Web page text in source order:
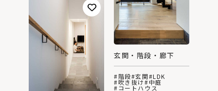
玄関・階段・廊下
#階段#玄関#LDK
#吹き抜け#中庭
#コートハウス